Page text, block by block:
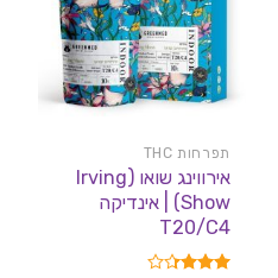
תפרחות THC
אירווינג שואו (Irving
Show) | אינדיקה
T20/C4